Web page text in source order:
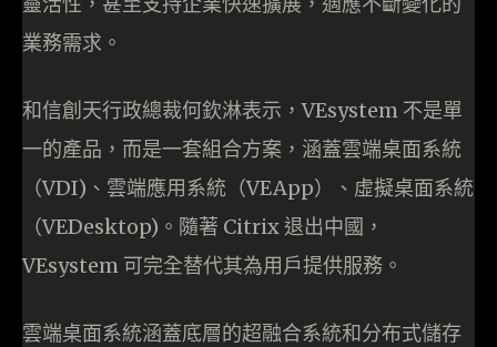
業務需求。
和信創天行政總裁何欽淋表示，VEsystem 不是單
一的產品，而是一套組合方案，涵蓋雲端桌面系統
（VDI)、雲端應用系統（VEApp）、虛擬桌面系統
（VEDesktop)。隨著 Citrix 退出中國，
VEsystem 可完全替代其為用戶提供服務。
雲端桌面系統涵蓋底層的超融合系統和分布式儲存